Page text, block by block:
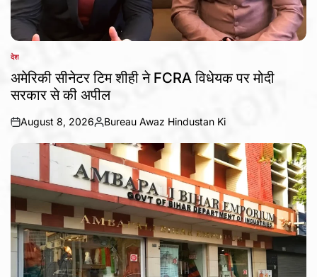
POSTED
देश
अमेरिकी सीनेटर टिम शीही ने FCRA विधेयक पर मोदी
सरकार से की अपील
on
August 8, 2026
Posted
by
Bureau Awaz Hindustan Ki